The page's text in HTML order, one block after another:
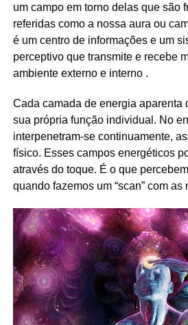
um campo em torno delas que são
referidas como a nossa aura ou
é um centro de informações e um
perceptivo que transmite e recebe
ambiente externo e interno .
Cada camada de energia aparenta
sua própria função individual. No
interpenetram-se continuamente,
físico. Esses campos energéticos
através do toque. É o que
quando fazemos um “scan” com as